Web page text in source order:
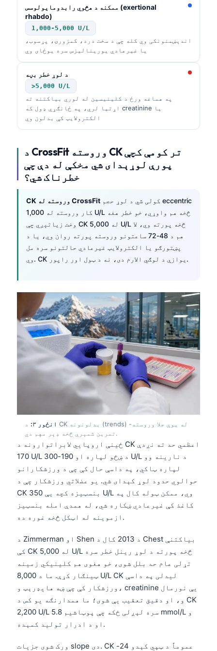
ممکنه د هڅوي رابدومایولوسس (exertional
rhabdo)
1,000-5,000 U/L
اندېښمنونکی وي کله چې د سخت درد، کمزورۍ، پړسوب،
یا غیرعادي یورینالیزس سره یوځای وي
د لوړ خطر بڼه
>5,000 U/L
په هماغه ورځ د کلینیسین له لوري بیاکتنه ته
اړتیا لري، په ځانګړي ډول که creatinine یا
الکترولایټ کې بدلون وي
د CrossFit وروسته CK تر کومې کچې
پورې لوړېدای شي مخکې له دې چې
خطرناک شي؟
CK وروسته له CrossFit
کار وروسته له 1,000 U/L څخه هم واوړي، خو خطر هغه
وخت زیاتېږي چې CK له 5,000 U/L څخه پورته وي، لا
هم د 48-72 ساعتونو وروسته پورته روان وي، یا د
پښتورګو یا الکترولایټ غیرعادي حالتونو سره مل
وي. CK یوازې د لوګي الارم دی، نه د ټول اور راپور.
انځور ۳:
د CK بدلونونه (trends) له یوې جلا وروسته-
تمرین شمېرې څخه ډېر مهم دي.
ځینې اروپایي لابراتوارونه د CK اعظمي حد ته نږدې
170 U/L د ښځو لپاره او 190-300 U/L د نارینه وو
لپاره ټاکي، په داسې حال کې چې د ورزشکارانو
حوالوي حدود لوړ کېدای شي. یو عضلاتي ورزشکار چې د
CK بنسټیزه کچه یې 350 U/L وي، ممکن ټوله کال په
کاغذ کې غیرعادي ښکاره شي، له همدې امله بنسټیز
ازموینه له اټکل څخه غوره ده.
د Zimmerman او Shen د 2013 کال د Chest بیاکتنې
کې CK له 5,000 U/L څخه پورته د لوړ رینل خطر سره
تړلی عام حد بلل شوی، خو هغوی هم کلینیکي زمینه
ټینګار کړې. ما د 8,000 U/L CK لیدلی په داسې
ورزشکار کې چې ښه هایډرېټ و، creatinine یې نورمال
و، او دقیق تعقیب یې شوی؛ ما همدارنګه یو کس د CK
2,200 U/L سره لېږلی ځکه چې پوټاشیم 5.8 mmol/L و
او د ادرار تولید کمېده.
ورک شوی جزیات slope دی. CK عموماً د ټپي کېدو 24-